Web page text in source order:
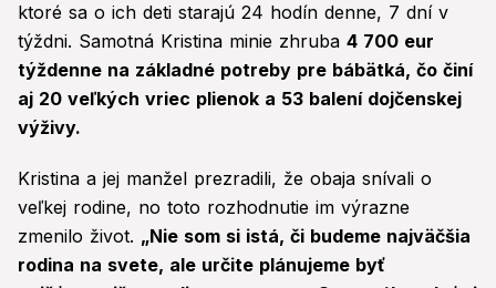
ktoré sa o ich deti starajú 24 hodín denne, 7 dní v
týždni. Samotná Kristina minie zhruba 4 700 eur
týždenne na základné potreby pre bábätká, čo činí
aj 20 veľkých vriec plienok a 53 balení dojčenskej
výživy.
Kristina a jej manžel prezradili, že obaja snívali o
veľkej rodine, no toto rozhodnutie im výrazne
zmenilo život. „Nie som si istá, či budeme najväčšia
rodina na svete, ale určite plánujeme byť